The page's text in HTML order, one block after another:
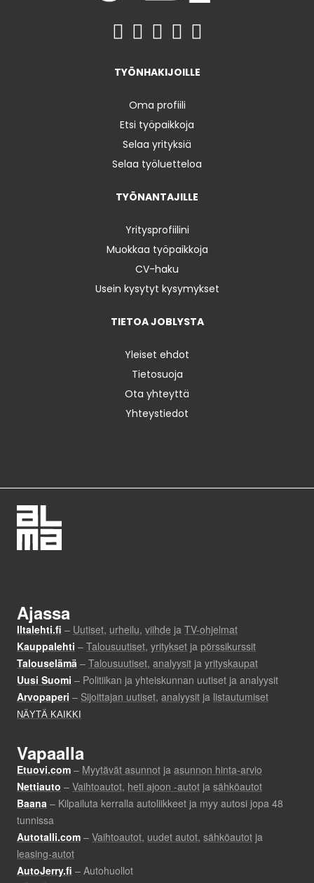
TYÖNHAKIJOILLE
Oma profiili
Etsi työpaikkoja
Selaa yrityksiä
Selaa työluetteloa
TYÖNANTAJILLE
Yritysprofiilini
Muokkaa työpaikkoja
CV-haku
Usein kysytyt kysymykset
TIETOA JOBLYSTA
Yleiset ehdot
Tietosuoja
Ota yhteyttä
Yhteystiedot